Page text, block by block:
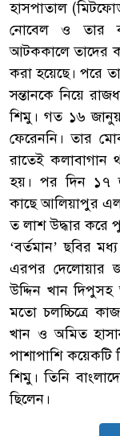
হাসপাতাল
নোবেল ও তার
আটককালে তাদের
করা হয়েছে। পরে
সন্তানকে নিয়ে
শিমু। গত ১৬
ফেরেননি। তার
রাতেই কলাবাগান
হয়। পর দিন ১৭
কাছে আলিয়াপুর
ত লাশ উদ্ধার করে
‘বর্তমান’ ছবির
এরপর দেলোয়ার
উদ্দিন খান
মতো চলচ্চিত্রে
খান ও অমিত
পাশাপাশি
শিমু। তিনি
ছিলেন।